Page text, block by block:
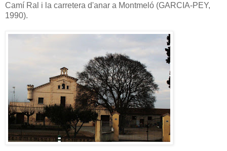
Camí Ral i la carretera d'anar a Montmeló (GARCIA-PEY,
1990).